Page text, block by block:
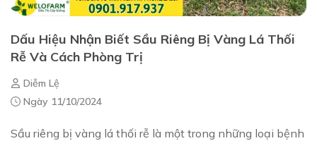
Dấu Hiệu Nhận Biết Sầu Riêng Bị Vàng Lá Thối
Rễ Và Cách Phòng Trị
Diễm Lệ
Ngày 11/10/2024
Sầu riêng bị vàng lá thối rễ là một trong những loại bệnh